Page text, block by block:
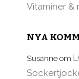
Vitaminer &
NYA
Susanne om